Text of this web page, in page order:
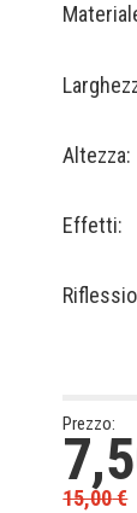
Altezza:
Effetti:
Prezzo:
15,00€